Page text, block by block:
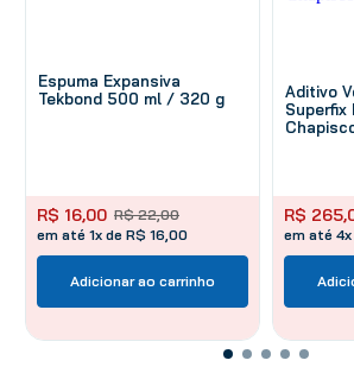
Espuma Expansiva
Tekbond 500 ml / 320 g
R$ 22,00
R$ 16,00
em até 1x de R$ 16,00
Adicionar ao carrinho
Aditivo
Superfix
R$ 265,
em até